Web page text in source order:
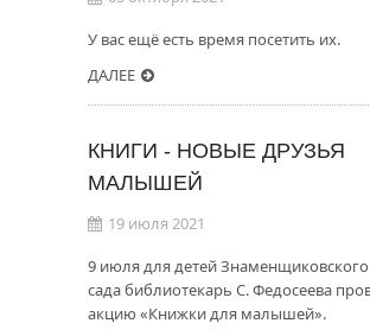
У вас ещё есть время посетить их.
ДАЛЕЕ
КНИГИ - НОВЫЕ ДРУЗЬЯ
МАЛЫШЕЙ
19 июля 2021
9 июля для детей Знаменщиковского
сада библиотекарь С. Федосеева
акцию «Книжки для малышей».